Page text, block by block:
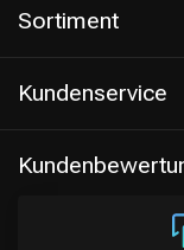
Sortiment
Kundenservice